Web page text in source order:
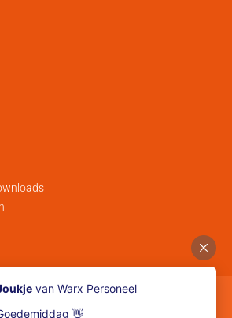
Volg ons